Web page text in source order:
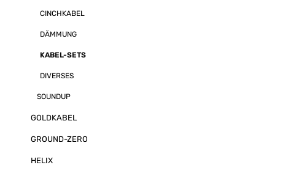
CINCHKABEL
DÄMMUNG
KABEL-SETS
DIVERSES
SOUNDUP
GOLDKABEL
GROUND-ZERO
HELIX